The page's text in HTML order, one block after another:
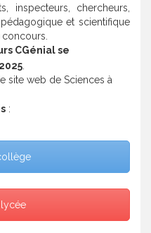
inspecteurs, chercheurs,
et scientifique
CGénial se
site web de Sciences à
:
lycée